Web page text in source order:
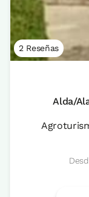
2 Reseñas
Alda/